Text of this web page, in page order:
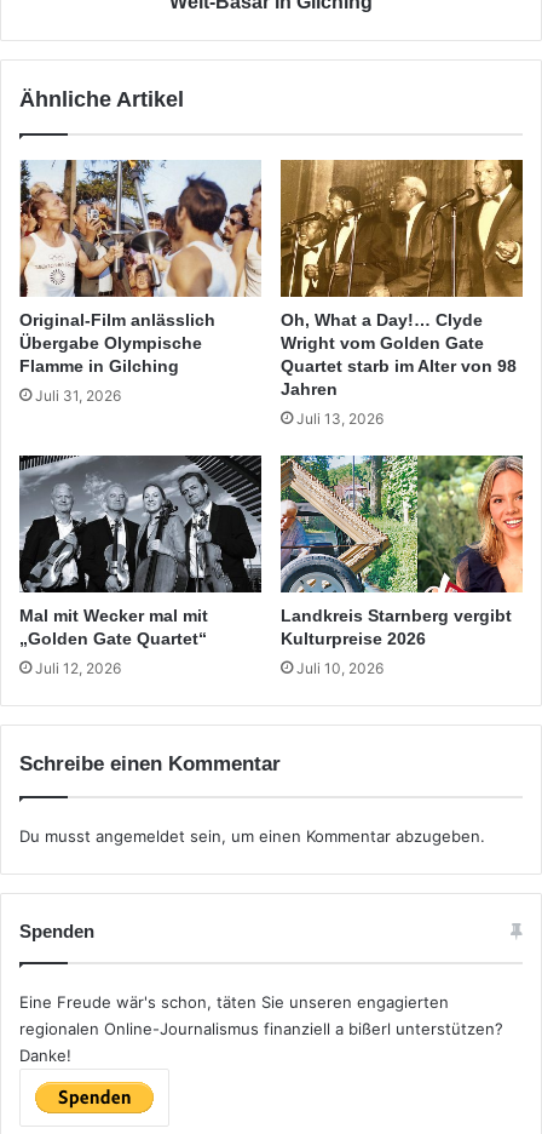
Ähnliche Artikel
Original-Film anlässlich
Übergabe Olympische
Flamme in Gilching
Juli 31, 2026
Oh, What a Day!… Clyde
Wright vom Golden Gate
Quartet starb im Alter von 98
Jahren
Juli 13, 2026
Mal mit Wecker mal mit
„Golden Gate Quartet“
Juli 12, 2026
Landkreis Starnberg vergibt
Kulturpreise 2026
Juli 10, 2026
Schreibe einen Kommentar
Du musst angemeldet sein, um einen Kommentar abzugeben.
Spenden
Eine Freude wär's schon, täten Sie unseren engagierten
regionalen Online-Journalismus finanziell a bißerl unterstützen?
Danke!